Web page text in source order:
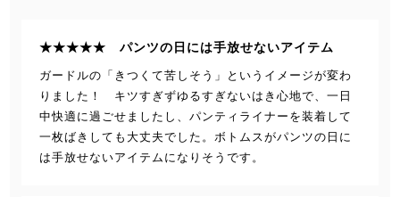
★★★★★ パンツの日には手放せないアイテム
ガードルの「きつくて苦しそう」というイメージが変わ
りました！ キツすぎずゆるすぎないはき心地で、一日
中快適に過ごせましたし、パンティライナーを装着して
一枚ばきしても大丈夫でした。ボトムスがパンツの日に
は手放せないアイテムになりそうです。